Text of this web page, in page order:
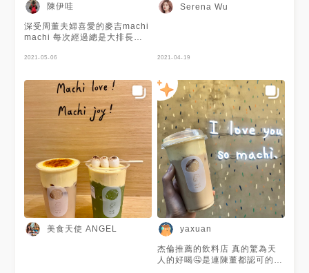
陳伊哇
深受周董夫婦喜愛的麥吉machi
machi 每次經過總是大排長龍
不進去點杯飲料就太對不起荷包
吉 與知名氣泡水機品牌
#sodastream 旗下的澳洲有機
糖漿品牌Soda Press推出了聯
名氣泡飲品 #熱帶狂想氣泡飲
$65 搭配Soda Press有機葡萄
柚糖漿與百香果汁做為基底 除
了吃的到百香果粒外 另外也加
了檸檬和金桔 並使用
sodastream的氣泡水碰撞出曼
妙滋味 酸酸甜甜的微氣泡口感
喝起來很舒服 而且美美的漸層
感光看就讓人感覺沁涼消暑 現
場拍照打卡分享還可以獲得 #環
保提網袋 立馬把手機掏出來拍
個十張八張就為了得到提袋🤳
2021-05-06
Serena Wu
2021-04-19
美食天使 ANGEL yaxuan
杰倫推薦的飲料店 真的驚為天
人的好喝🤤是連陳董都認可的飲